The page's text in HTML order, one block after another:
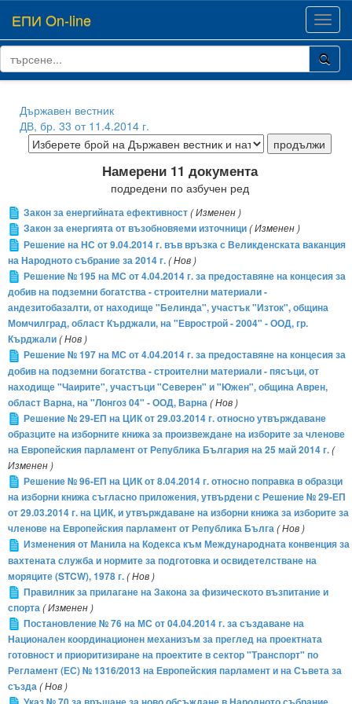
ЕПИ On-line
Държавен вестник
ДВ, бр. 33 от 11.4.2014 г.
Намерени 11 документа
подредени по азбучен ред
Закон за енергийната ефективност( Изменен )
Закон за енергията от възобновяеми източници( Изменен )
Решение на НС от 9.04.2014 г. във връзка с Великденската ваканция
на Народното събрание за 2014 г.( Нов )
Решение № 195 на МС от 4.04.2014 г. за предоставяне на концесия за
добив на подземни богатства - строителни материали -
андезитобазалти, от находище "Белинда", участък "Изток", община
Момчилград, област Кърджали, на "Еврострой - 2004" - ООД, гр.
Кърджали( Нов )
Решение № 197 на МС от 4.04.2014 г. за предоставяне на концесия за
добив на подземни богатства - строителни материали - пясъци, от
находище "Чаирите", участъци "Северен" и "Южен", община Аврен,
област Варна, на "Лонгоз 04" - ООД, Варна( Нов )
Решение № 29-ЕП на ЦИК от 29.03.2014 г. относно утвърждаване
образците на изборните книжа за произвеждане на изборите за членове
на Европейския парламент от Република България на 25 май 2014 г.(
Изменен )
Решение № 96-ЕП на ЦИК от 8.04.2014 г. относно поправка в образци
на изборни книжа съгласно приложения, утвърдени с Решение № 29-ЕП
от 29.03.2014 г. на ЦИК, и утвърждаване на изборни книжа за изборите за
членове на Европейския парламент от Република Бълга( Нов )
Изменения от Манила на Кодекса към Международната конвенция за
вахтената служба и нормите за подготовка и освидетелстване на
моряците (STCW), 1978 г.( Нов )
Правилник за прилагане на Закона за физическото възпитание и
спорта( Изменен )
Постановление № 76 на МС от 04.04.2014 г. за създаване на
Национален координационен механизъм за преглед на проектната
готовност и приоритизиране на проектите в сектор "Транспорт" по
Регламент (ЕС) № 1316/2013 на Европейския парламент и на Съвета за
създа( Нов )